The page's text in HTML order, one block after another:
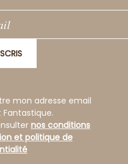
mon adresse email
Fantastique.
nos conditions
et politique de